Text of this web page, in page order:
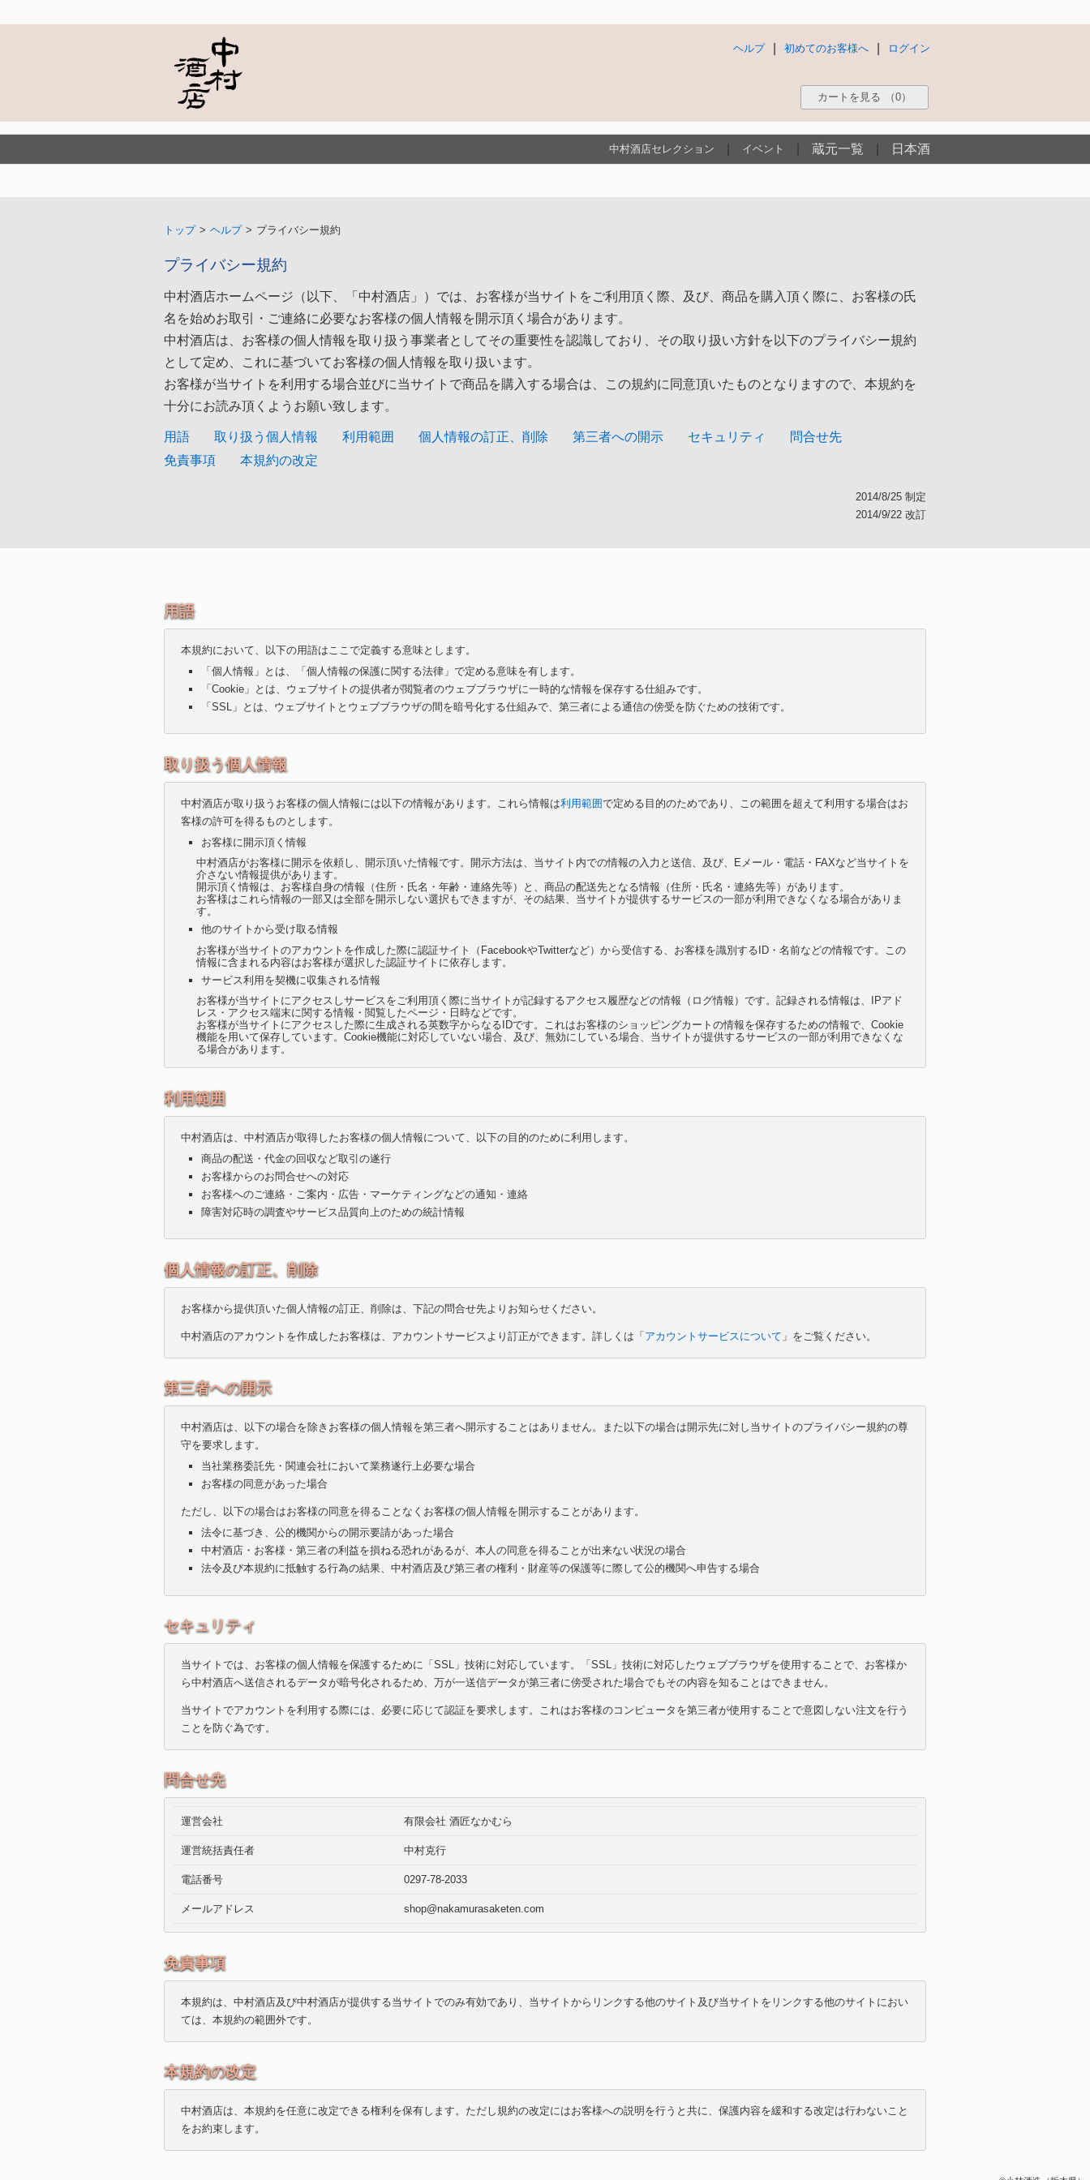
ログイン
初めてのお客様へ
ヘルプ
カートを見る （0）
中村酒店セレクション イベント 蔵元一覧 日本酒
トップ > ヘルプ > プライバシー規約
プライバシー規約
中村酒店ホームページ（以下、「中村酒店」）では、お客様が当サイトをご利用頂く際、及び、商品を購入頂く際に、お客様の氏
名を始めお取引・ご連絡に必要なお客様の個人情報を開示頂く場合があります。
中村酒店は、お客様の個人情報を取り扱う事業者としてその重要性を認識しており、その取り扱い方針を以下のプライバシー規約
として定め、これに基づいてお客様の個人情報を取り扱います。
お客様が当サイトを利用する場合並びに当サイトで商品を購入する場合は、この規約に同意頂いたものとなりますので、本規約を
十分にお読み頂くようお願い致します。
用語 取り扱う個人情報 利用範囲 個人情報の訂正、削除 第三者への開示 セキュリティ
問合せ先
免責事項
本規約の改定
2014/8/25 制定
2014/9/22 改訂
用語
本規約において、以下の用語はここで定義する意味とします。
「個人情報」とは、「個人情報の保護に関する法律」で定める意味を有します。
「Cookie」とは、ウェブサイトの提供者が閲覧者のウェブブラウザに一時的な情報を保存する仕組みです。
「SSL」とは、ウェブサイトとウェブブラウザの間を暗号化する仕組みで、第三者による通信の傍受を防ぐための技術です。
取り扱う個人情報
中村酒店が取り扱うお客様の個人情報には以下の情報があります。これら情報は利用範囲で定める目的のためであり、この範囲を超えて利用する場合はお
客様の許可を得るものとします。
お客様に開示頂く情報
中村酒店がお客様に開示を依頼し、開示頂いた情報です。開示方法は、当サイト内での情報の入力と送信、及び、Eメール・電話・FAXなど当サイトを
介さない情報提供があります。
開示頂く情報は、お客様自身の情報（住所・氏名・年齢・連絡先等）と、商品の配送先となる情報（住所・氏名・連絡先等）があります。
お客様はこれら情報の一部又は全部を開示しない選択もできますが、その結果、当サイトが提供するサービスの一部が利用できなくなる場合がありま
す。
他のサイトから受け取る情報
お客様が当サイトのアカウントを作成した際に認証サイト（FacebookやTwitterなど）から受信する、お客様を識別するID・名前などの情報です。この
情報に含まれる内容はお客様が選択した認証サイトに依存します。
サービス利用を契機に収集される情報
お客様が当サイトにアクセスしサービスをご利用頂く際に当サイトが記録するアクセス履歴などの情報（ログ情報）です。記録される情報は、IPアド
レス・アクセス端末に関する情報・閲覧したページ・日時などです。
お客様が当サイトにアクセスした際に生成される英数字からなるIDです。これはお客様のショッピングカートの情報を保存するための情報で、Cookie
機能を用いて保存しています。Cookie機能に対応していない場合、及び、無効にしている場合、当サイトが提供するサービスの一部が利用できなくな
る場合があります。
利用範囲
中村酒店は、中村酒店が取得したお客様の個人情報について、以下の目的のために利用します。
商品の配送・代金の回収など取引の遂行
お客様からのお問合せへの対応
お客様へのご連絡・ご案内・広告・マーケティングなどの通知・連絡
障害対応時の調査やサービス品質向上のための統計情報
個人情報の訂正、削除
お客様から提供頂いた個人情報の訂正、削除は、下記の問合せ先よりお知らせください。
中村酒店のアカウントを作成したお客様は、アカウントサービスより訂正ができます。詳しくは「アカウントサービスについて 」をご覧ください。
第三者への開示
中村酒店は、以下の場合を除きお客様の個人情報を第三者へ開示することはありません。また以下の場合は開示先に対し当サイトのプライバシー規約の尊
守を要求します。
当社業務委託先・関連会社において業務遂行上必要な場合
お客様の同意があった場合
ただし、以下の場合はお客様の同意を得ることなくお客様の個人情報を開示することがあります。
法令に基づき、公的機関からの開示要請があった場合
中村酒店・お客様・第三者の利益を損ねる恐れがあるが、本人の同意を得ることが出来ない状況の場合
法令及び本規約に抵触する行為の結果、中村酒店及び第三者の権利・財産等の保護等に際して公的機関へ申告する場合
セキュリティ
当サイトでは、お客様の個人情報を保護するために「SSL」技術に対応しています。「SSL」技術に対応したウェブブラウザを使用することで、お客様か
ら中村酒店へ送信されるデータが暗号化されるため、万が一送信データが第三者に傍受された場合でもその内容を知ることはできません。
当サイトでアカウントを利用する際には、必要に応じて認証を要求します。これはお客様のコンピュータを第三者が使用することで意図しない注文を行う
ことを防ぐ為です。
問合せ先
運営会社 有限会社 酒匠なかむら
運営統括責任者 中村克行
電話番号 0297-78-2033
メールアドレス shop@nakamurasaketen.com
免責事項
本規約は、中村酒店及び中村酒店が提供する当サイトでのみ有効であり、当サイトからリンクする他のサイト及び当サイトをリンクする他のサイトにおい
ては、本規約の範囲外です。
本規約の改定
中村酒店は、本規約を任意に改定できる権利を保有します。ただし規約の改定にはお客様への説明を行うと共に、保護内容を緩和する改定は行わないこと
をお約束します。